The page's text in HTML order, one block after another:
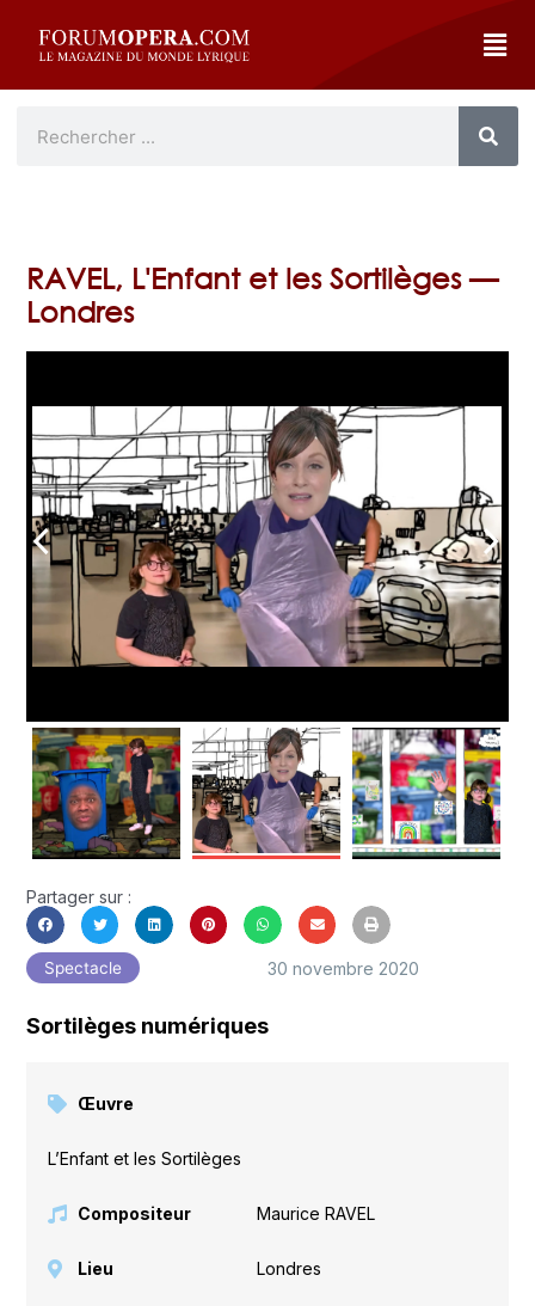
RAVEL, L'Enfant et les Sortilèges —
Londres
arrow_back_ios arrow_forward_ios
Partager sur :
Spectacle 30 novembre 2020
Sortilèges numériques
Œuvre
L’Enfant et les Sortilèges
Compositeur Maurice RAVEL
Lieu Londres